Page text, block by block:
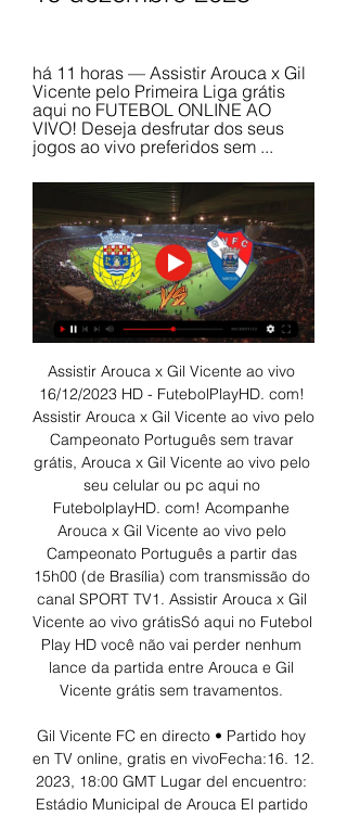
há 11 horas — Assistir Arouca x Gil
Vicente pelo Primeira Liga grátis
aqui no FUTEBOL ONLINE AO
VIVO! Deseja desfrutar dos seus
jogos ao vivo preferidos sem ...
Assistir Arouca x Gil Vicente ao vivo
16/12/2023 HD - FutebolPlayHD. com!
Assistir Arouca x Gil Vicente ao vivo pelo
Campeonato Português sem travar
grátis, Arouca x Gil Vicente ao vivo pelo
seu celular ou pc aqui no
FutebolplayHD. com! Acompanhe
Arouca x Gil Vicente ao vivo pelo
Campeonato Português a partir das
15h00 (de Brasília) com transmissão do
canal SPORT TV1. Assistir Arouca x Gil
Vicente ao vivo grátisSó aqui no Futebol
Play HD você não vai perder nenhum
lance da partida entre Arouca e Gil
Vicente grátis sem travamentos.
Gil Vicente FC en directo • Partido hoy
en TV online, gratis en vivoFecha:16. 12.
2023, 18:00 GMT Lugar del encuentro:
Estádio Municipal de Arouca El partido